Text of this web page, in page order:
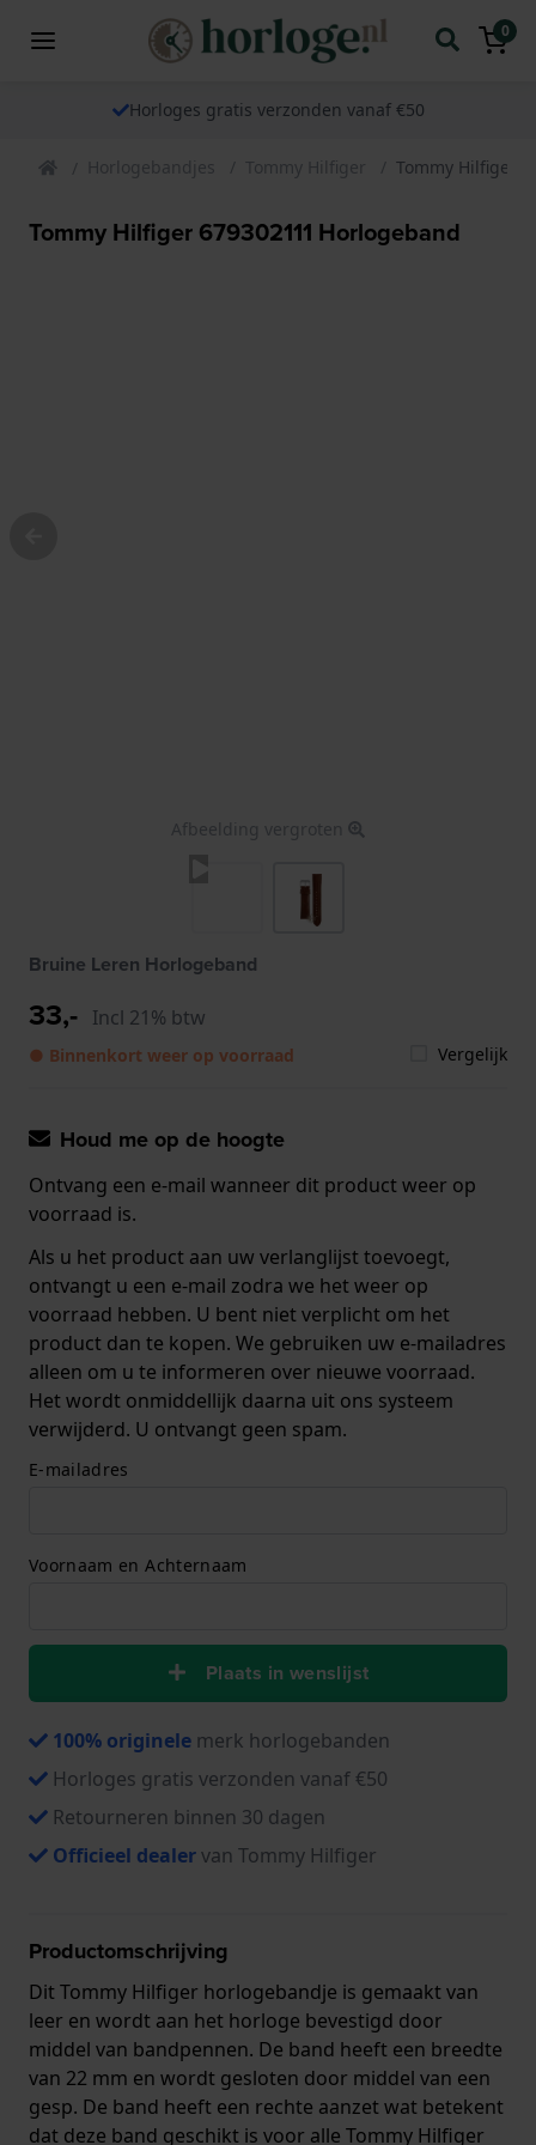
0
Horloges gratis verzonden vanaf €50
Horlogebandjes Tommy Hilfiger Tommy Hilfiger
Tommy Hilfiger 679302111 Horlogeband
Afbeelding vergroten
Bruine Leren Horlogeband
33,- Incl 21% btw
● Binnenkort weer op voorraad Vergelijk
Houd me op de hoogte
Ontvang een e-mail wanneer dit product weer op
voorraad is.
Als u het product aan uw verlanglijst toevoegt,
ontvangt u een e-mail zodra we het weer op
voorraad hebben. U bent niet verplicht om het
product dan te kopen. We gebruiken uw e-mailadres
alleen om u te informeren over nieuwe voorraad.
Het wordt onmiddellijk daarna uit ons systeem
verwijderd. U ontvangt geen spam.
E-mailadres
Voornaam en Achternaam
Plaats in wenslijst
100% originele merk horlogebanden
Horloges gratis verzonden vanaf €50
Retourneren binnen 30 dagen
Officieel dealervan Tommy Hilfiger
Productomschrijving
Dit Tommy Hilfiger horlogebandje is gemaakt van
leer en wordt aan het horloge bevestigd door
middel van bandpennen. De band heeft een breedte
van 22 mm en wordt gesloten door middel van een
gesp. De band heeft een rechte aanzet wat betekent
dat deze band geschikt is voor alle Tommy Hilfiger